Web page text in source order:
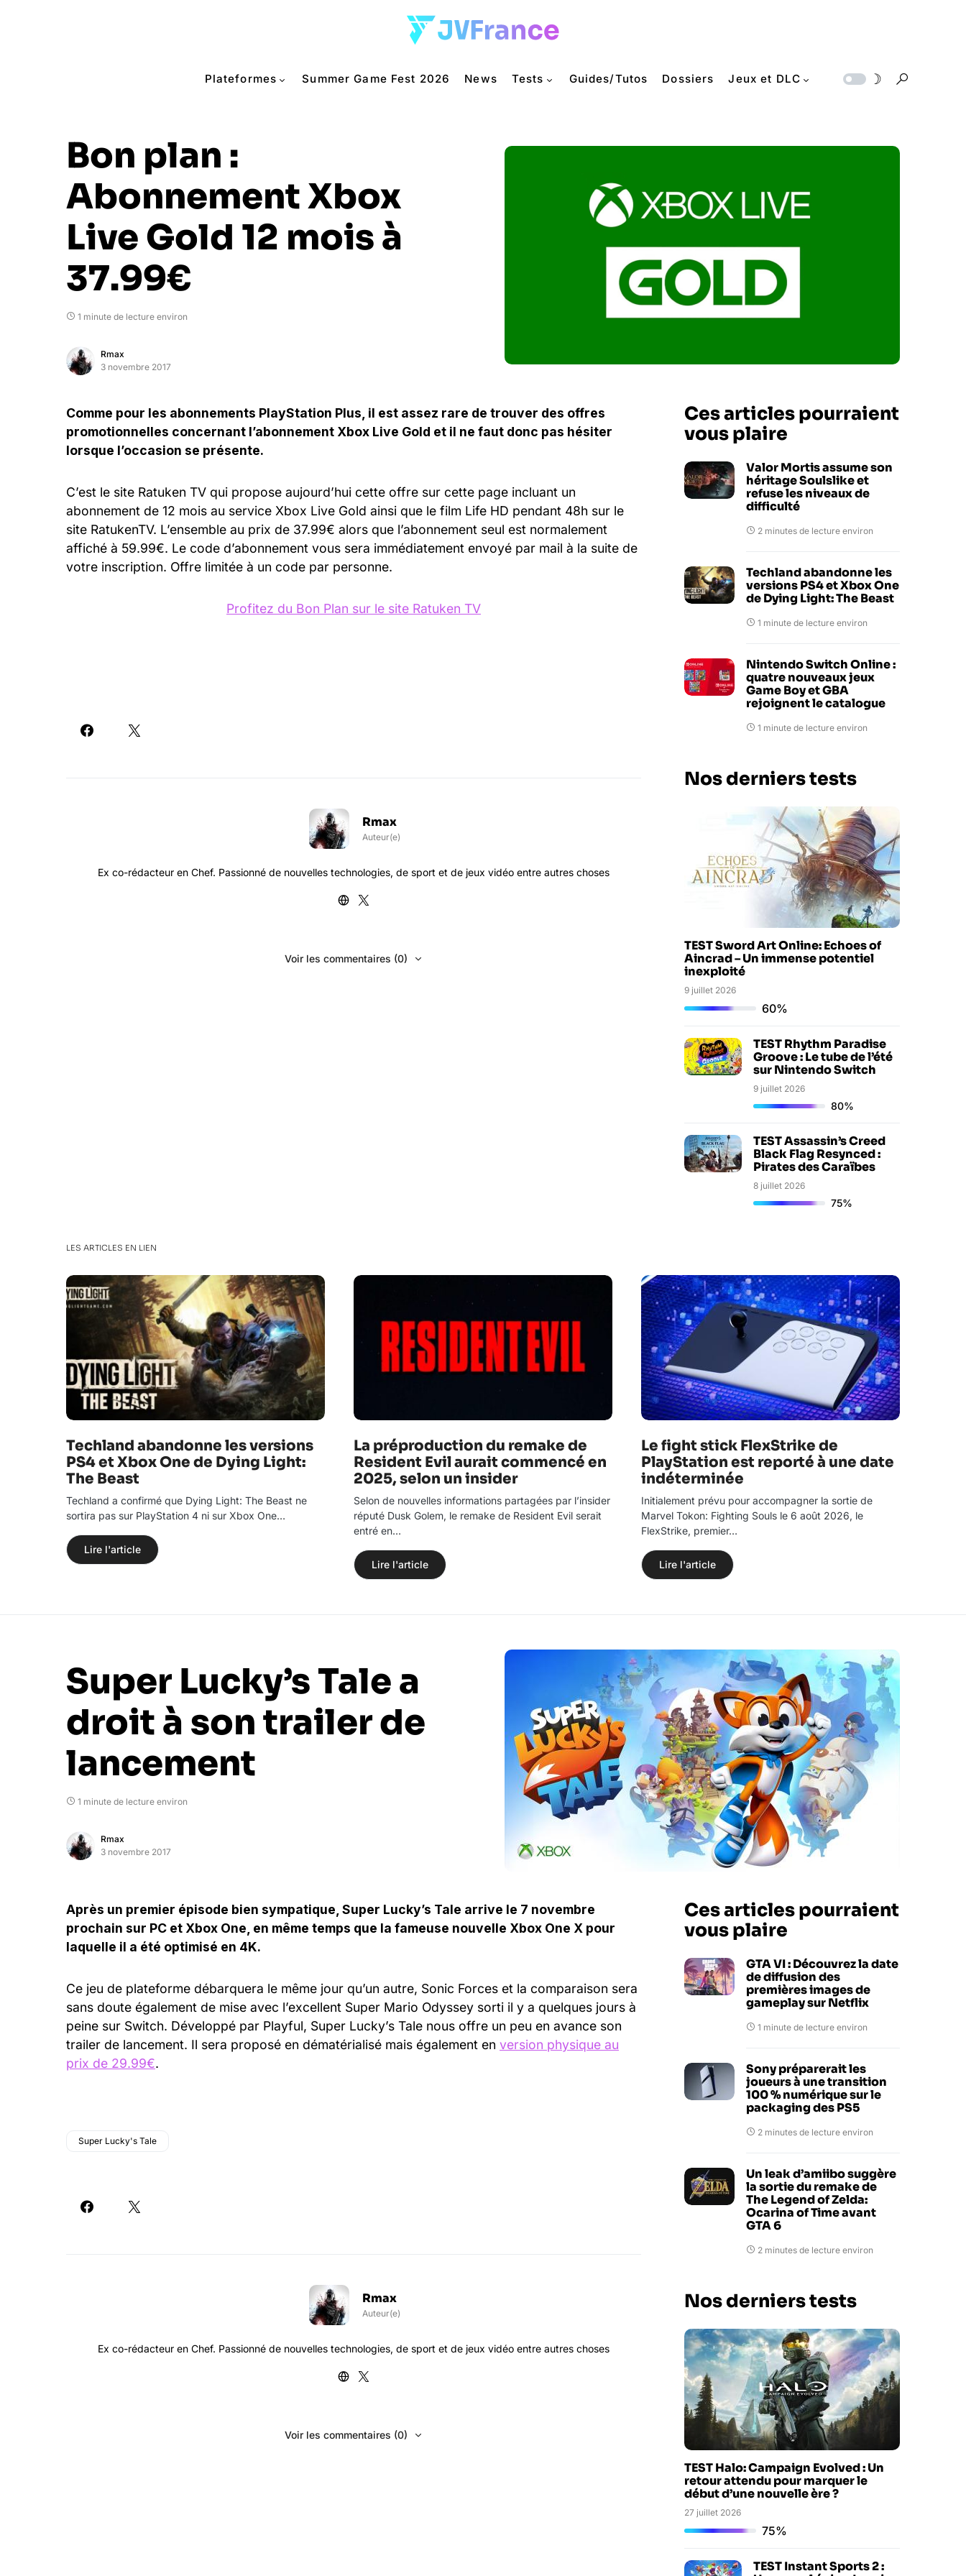
Plateformes Summer Game Fest 2026 News Tests Guides/Tutos Dossiers Jeux et DLC
Bon plan :
Abonnement Xbox
Live Gold 12 mois à
37.99€
1 minute de lecture environ
Rmax
3 novembre 2017
Comme pour les abonnements PlayStation Plus, il est assez rare de trouver des offres
promotionnelles concernant l’abonnement Xbox Live Gold et il ne faut donc pas hésiter
lorsque l’occasion se présente.
C’est le site Ratuken TV qui propose aujourd’hui cette offre sur cette page incluant un
abonnement de 12 mois au service Xbox Live Gold ainsi que le film Life HD pendant 48h sur le
site RatukenTV. L’ensemble au prix de 37.99€ alors que l’abonnement seul est normalement
affiché à 59.99€. Le code d’abonnement vous sera immédiatement envoyé par mail à la suite de
votre inscription. Offre limitée à un code par personne.
Profitez du Bon Plan sur le site Ratuken TV
Rmax
Auteur(e)
Ex co-rédacteur en Chef. Passionné de nouvelles technologies, de sport et de jeux vidéo entre autres choses
Voir les commentaires (0)
Ces articles pourraient
vous plaire
Valor Mortis assume son
héritage Soulslike et
refuse les niveaux de
difficulté
2 minutes de lecture environ
Techland abandonne les
versions PS4 et Xbox One
de Dying Light: The Beast
1 minute de lecture environ
Nintendo Switch Online :
quatre nouveaux jeux
Game Boy et GBA
rejoignent le catalogue
1 minute de lecture environ
Nos derniers tests
TEST Sword Art Online: Echoes of
Aincrad – Un immense potentiel
inexploité
9 juillet 2026
60%
TEST Rhythm Paradise
Groove : Le tube de l’été
sur Nintendo Switch
9 juillet 2026
80%
TEST Assassin’s Creed
Black Flag Resynced :
Pirates des Caraïbes
8 juillet 2026
75%
LES ARTICLES EN LIEN
Techland abandonne les versions
PS4 et Xbox One de Dying Light:
The Beast
Techland a confirmé que Dying Light: The Beast ne
sortira pas sur PlayStation 4 ni sur Xbox One…
Lire l'article
La préproduction du remake de
Resident Evil aurait commencé en
2025, selon un insider
Selon de nouvelles informations partagées par l’insider
réputé Dusk Golem, le remake de Resident Evil serait
entré en…
Lire l'article
Le fight stick FlexStrike de
PlayStation est reporté à une date
indéterminée
Initialement prévu pour accompagner la sortie de
Marvel Tokon: Fighting Souls le 6 août 2026, le
FlexStrike, premier…
Lire l'article
Super Lucky’s Tale a
droit à son trailer de
lancement
1 minute de lecture environ
Rmax
3 novembre 2017
Après un premier épisode bien sympatique, Super Lucky’s Tale arrive le 7 novembre
prochain sur PC et Xbox One, en même temps que la fameuse nouvelle Xbox One X pour
laquelle il a été optimisé en 4K.
Ce jeu de plateforme débarquera le même jour qu’un autre, Sonic Forces et la comparaison sera
sans doute également de mise avec l’excellent Super Mario Odyssey sorti il y a quelques jours à
peine sur Switch. Développé par Playful, Super Lucky’s Tale nous offre un peu en avance son
trailer de lancement. Il sera proposé en dématérialisé mais également en version physique au
prix de 29.99€.
Super Lucky's Tale
Rmax
Auteur(e)
Ex co-rédacteur en Chef. Passionné de nouvelles technologies, de sport et de jeux vidéo entre autres choses
Voir les commentaires (0)
Ces articles pourraient
vous plaire
GTA VI : Découvrez la date
de diffusion des
premières images de
gameplay sur Netflix
1 minute de lecture environ
Sony préparerait les
joueurs à une transition
100 % numérique sur le
packaging des PS5
2 minutes de lecture environ
Un leak d’amiibo suggère
la sortie du remake de
The Legend of Zelda:
Ocarina of Time avant
GTA 6
2 minutes de lecture environ
Nos derniers tests
TEST Halo: Campaign Evolved : Un
retour attendu pour marquer le
début d’une nouvelle ère ?
27 juillet 2026
75%
TEST Instant Sports 2 :